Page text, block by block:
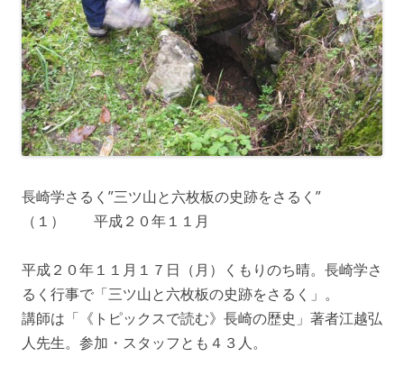
長崎学さるく”三ツ山と六枚板の史跡をさるく”
（１） 平成２０年１１月
平成２０年１１月１７日（月）くもりのち晴。長崎学さ
るく行事で「三ツ山と六枚板の史跡をさるく」。
講師は「《トピックスで読む》長崎の歴史」著者江越弘
人先生。参加・スタッフとも４３人。